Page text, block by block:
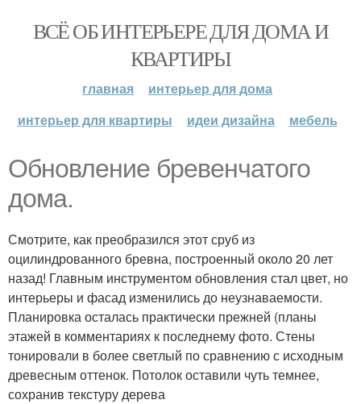
ВСЁ ОБ ИНТЕРЬЕРЕ ДЛЯ ДОМА И
КВАРТИРЫ
главная
интерьер для дома
интерьер для квартиры
идеи дизайна мебель
Обновление бревенчатого
дома.
Смотрите, как преобразился этот сруб из
оцилиндрованного бревна, построенный около 20 лет
назад! Главным инструментом обновления стал цвет, но
интерьеры и фасад изменились до неузнаваемости.
Планировка осталась практически прежней (планы
этажей в комментариях к последнему фото. Стены
тонировали в более светлый по сравнению с исходным
древесным оттенок. Потолок оставили чуть темнее,
сохранив текстуру дерева